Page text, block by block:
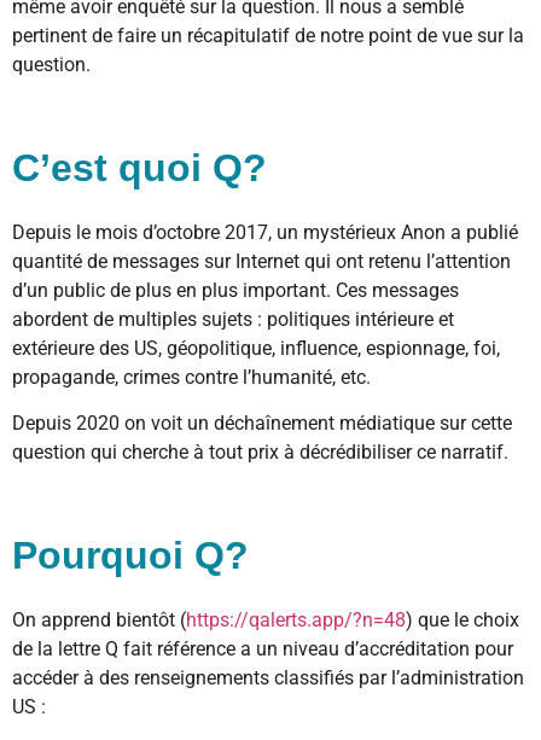
même avoir enquêté sur la question. Il nous a semblé
pertinent de faire un récapitulatif de notre point de vue sur la
question.
C’est quoi Q?
Depuis le mois d’octobre 2017, un mystérieux Anon a publié
quantité de messages sur Internet qui ont retenu l’attention
d’un public de plus en plus important. Ces messages
abordent de multiples sujets : politiques intérieure et
extérieure des US, géopolitique, influence, espionnage, foi,
propagande, crimes contre l’humanité, etc.
Depuis 2020 on voit un déchaînement médiatique sur cette
question qui cherche à tout prix à décrédibiliser ce narratif.
Pourquoi Q?
On apprend bientôt (https://qalerts.app/?n=48) que le choix
de la lettre Q fait référence a un niveau d’accréditation pour
accéder à des renseignements classifiés par l’administration
US :